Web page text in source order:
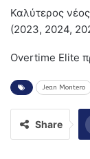
Καλύτερος
(2023, 2024,
Overtime Elite
Jean Montero
Share